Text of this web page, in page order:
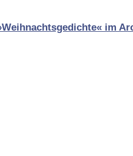
im